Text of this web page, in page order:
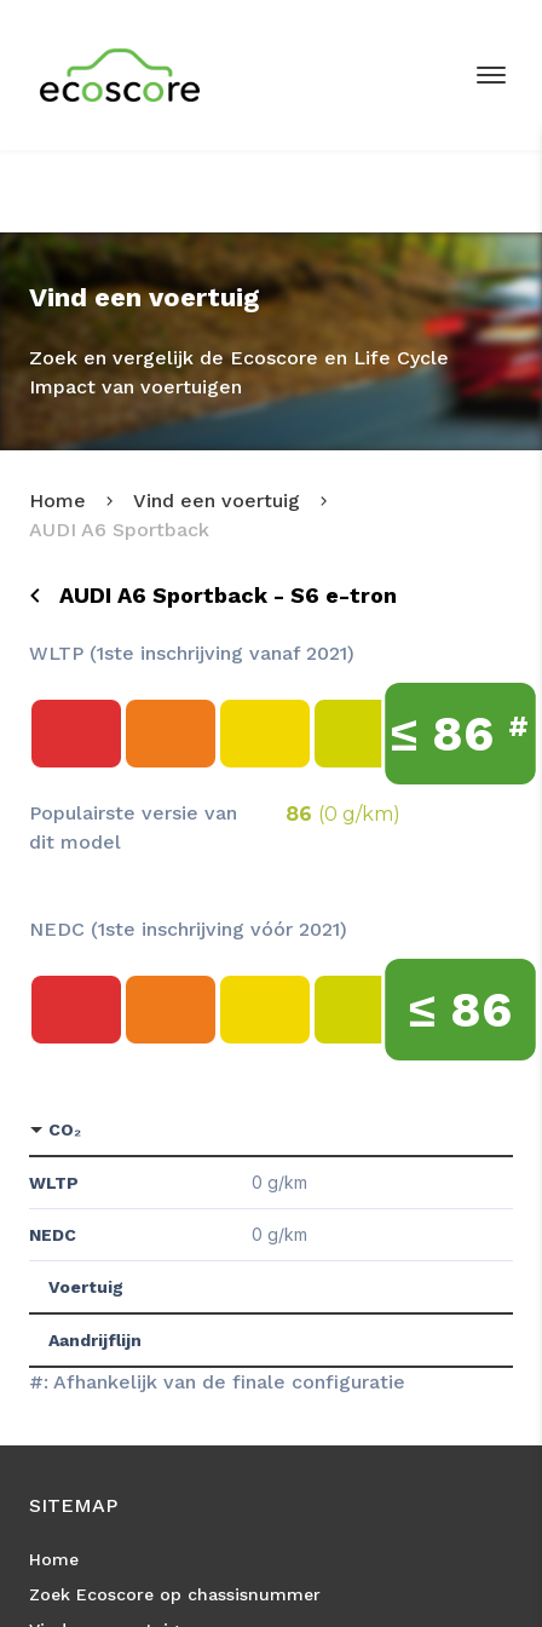
Vind een voertuig
Zoek en vergelijk de Ecoscore en Life Cycle
Impact van voertuigen
Home
Vind een voertuig
AUDI A6 Sportback
AUDI A6 Sportback - S6 e-tron
WLTP (1ste inschrijving vanaf 2021)
≤ 86 #
Populairste versie van
dit model
86 (0 g/km)
NEDC (1ste inschrijving vóór 2021)
≤ 86
CO₂
WLTP 0 g/km
NEDC 0 g/km
Voertuig
Aandrijflijn
#: Afhankelijk van de finale configuratie
SITEMAP
Home
Zoek Ecoscore op chassisnummer